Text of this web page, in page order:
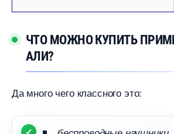
ЧТО МОЖНО КУПИТЬ
АЛИ?
Да много чего классного это: